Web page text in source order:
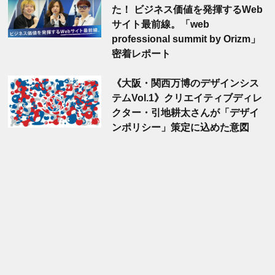
た！ ビジネス価値を発揮するWeb
サイト最前線。「web
professional summit by Orizm」
密着レポート
《大阪・関西万博のデザインシス
テムVol.1》クリエイティブディレ
クター・引地耕太さんが「デザイ
ンポリシー」策定に込めた意図